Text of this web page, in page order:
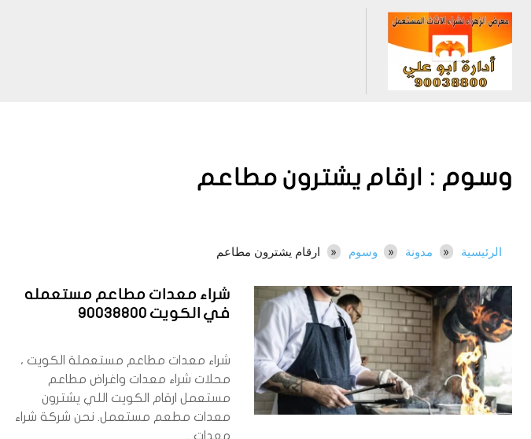
وسوم : ارقام يشترون مطاعم
الرئيسية مدونة وسوم ارقام يشترون مطاعم
شراء معدات مطاعم مستعمله
في الكويت 90038800
شراء معدات مطاعم مستعملة الكويت ،
محلات شراء معدات واغراض مطاعم
مستعمل ارقام الكويت اللي يشترون
معدات مطعم مستعمل. نحن شركة شراء
معدات...